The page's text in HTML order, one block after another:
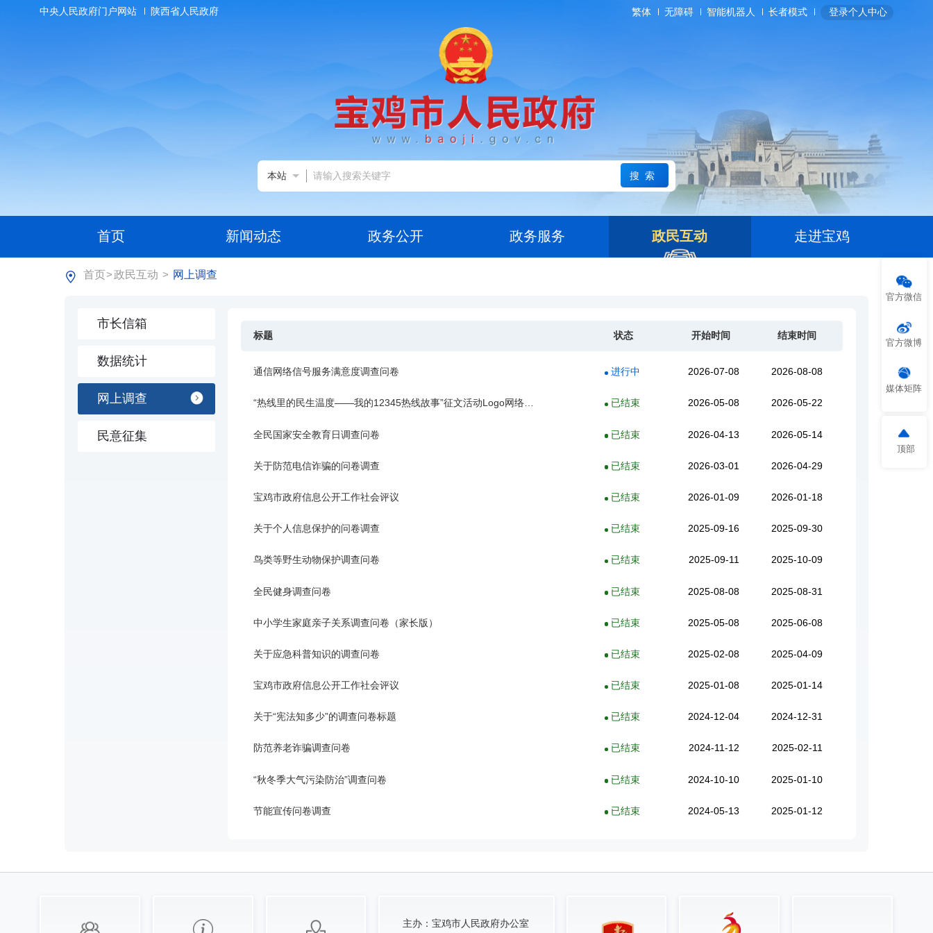
中央人民政府门户网站 陕西省人民政府 繁体 无障碍 智能机器人 长者模式 登录个人中心
本站 搜索
首页 新闻动态 政务公开 政务服务 政民互动 走进宝鸡
官方微信
官方微博
媒体矩阵
顶部
首页>政民互动 > 网上调查
市长信箱
数据统计
网上调查
民意征集
标题 状态 开始时间 结束时间
通信网络信号服务满意度调查问卷 进行中 2026-07-08 2026-08-08
“热线里的民生温度——我的12345热线故事”征文活动Logo网络评选投票 已结束 2026-05-08 2026-05-22
全民国家安全教育日调查问卷 已结束 2026-04-13 2026-05-14
关于防范电信诈骗的问卷调查 已结束 2026-03-01 2026-04-29
宝鸡市政府信息公开工作社会评议 已结束 2026-01-09 2026-01-18
关于个人信息保护的问卷调查 已结束 2025-09-16 2025-09-30
鸟类等野生动物保护调查问卷 已结束 2025-09-11 2025-10-09
全民健身调查问卷 已结束 2025-08-08 2025-08-31
中小学生家庭亲子关系调查问卷（家长版） 已结束 2025-05-08 2025-06-08
关于应急科普知识的调查问卷 已结束 2025-02-08 2025-04-09
宝鸡市政府信息公开工作社会评议 已结束 2025-01-08 2025-01-14
关于“宪法知多少”的调查问卷标题 已结束 2024-12-04 2024-12-31
防范养老诈骗调查问卷 已结束 2024-11-12 2025-02-11
“秋冬季大气污染防治”调查问卷 已结束 2024-10-10 2025-01-10
节能宣传问卷调查 已结束 2024-05-13 2025-01-12
主办： 宝鸡市人民政府办公室